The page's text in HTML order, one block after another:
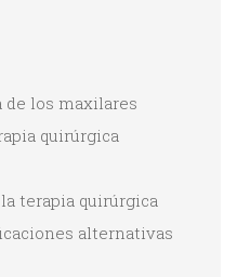
de los maxilares
quirúrgica
terapia quirúrgica
alternativas